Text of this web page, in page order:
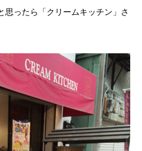
思ったら「クリームキッチン」さ